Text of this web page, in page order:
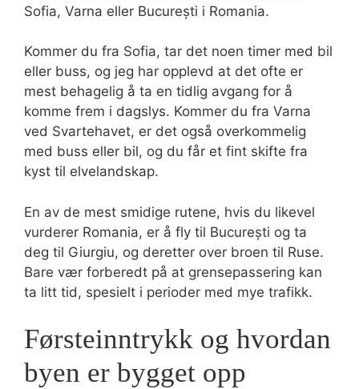
Sofia, Varna eller București i Romania.
Kommer du fra Sofia, tar det noen timer med bil
eller buss, og jeg har opplevd at det ofte er
mest behagelig å ta en tidlig avgang for å
komme frem i dagslys. Kommer du fra Varna
ved Svartehavet, er det også overkommelig
med buss eller bil, og du får et fint skifte fra
kyst til elvelandskap.
En av de mest smidige rutene, hvis du likevel
vurderer Romania, er å fly til București og ta
deg til Giurgiu, og deretter over broen til Ruse.
Bare vær forberedt på at grensepassering kan
ta litt tid, spesielt i perioder med mye trafikk.
Førsteinntrykk og hvordan
byen er bygget opp